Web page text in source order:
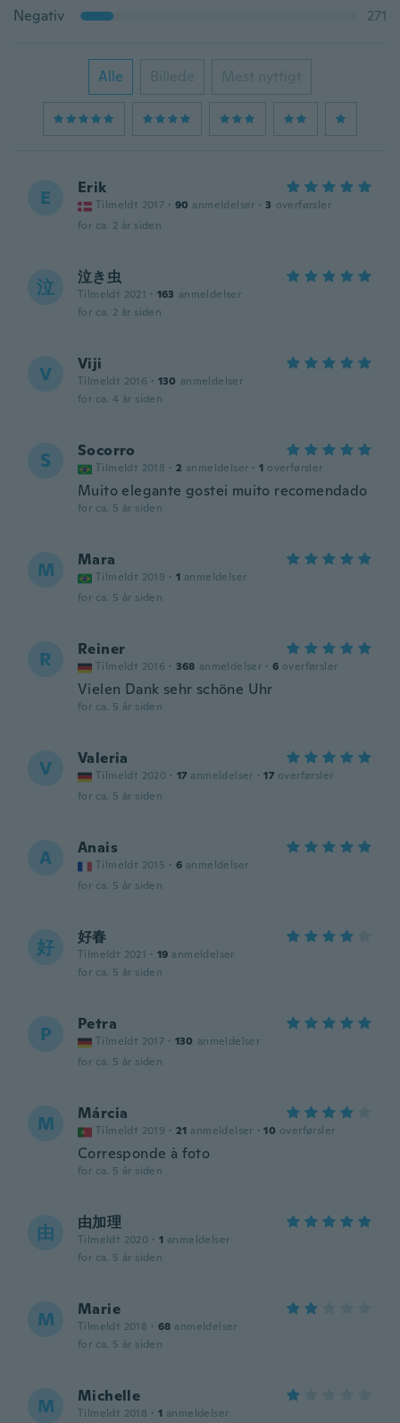
Negativ
271
Alle Billede Mest nyttigt
E Erik
Tilmeldt 2017 · 90 anmeldelser · 3 overførsler
for ca. 2 år siden
泣 泣き虫
Tilmeldt 2021 · 163 anmeldelser
for ca. 2 år siden
V Viji
Tilmeldt 2016 · 130 anmeldelser
for ca. 4 år siden
S Socorro
Tilmeldt 2018 · 2 anmeldelser · 1 overførsler
Muito elegante gostei muito recomendado
for ca. 5 år siden
M Mara
Tilmeldt 2019 · 1 anmeldelser
for ca. 5 år siden
R Reiner
Tilmeldt 2016 · 368 anmeldelser · 6 overførsler
Vielen Dank sehr schöne Uhr
for ca. 5 år siden
V Valeria
Tilmeldt 2020 · 17 anmeldelser · 17 overførsler
for ca. 5 år siden
A Anais
Tilmeldt 2015 · 6 anmeldelser
for ca. 5 år siden
好 好春
Tilmeldt 2021 · 19 anmeldelser
for ca. 5 år siden
P Petra
Tilmeldt 2017 · 130 anmeldelser
for ca. 5 år siden
M Márcia
Tilmeldt 2019 · 21 anmeldelser · 10 overførsler
Corresponde à foto
for ca. 5 år siden
由 由加理
Tilmeldt 2020 · 1 anmeldelser
for ca. 5 år siden
M Marie
Tilmeldt 2018 · 68 anmeldelser
for ca. 5 år siden
M Michelle
Tilmeldt 2018 · 1 anmeldelser